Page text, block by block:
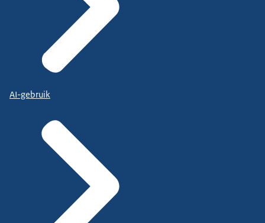
AI-gebruik